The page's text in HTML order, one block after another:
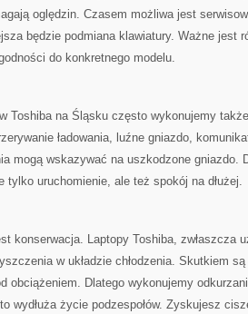
oględzin. Czasem możliwa jest
będzie podmiana klawiatury. Ważne jest
do konkretnego modelu.
Toshiba na Śląsku często wykonujemy
ładowania, luźne gniazdo,
mogą wskazywać na uszkodzone gniazdo.
tylko uruchomienie, ale też spokój na dłużej.
konserwacja. Laptopy Toshiba, zwłaszcza
w układzie chłodzenia. Skutkiem
obciążeniem. Dlatego wykonujemy
wydłuża życie podzespołów. Zyskujesz